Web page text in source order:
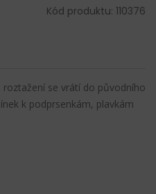
Kód produktu: 110376
se vrátí do původního
k podprsenkám, plavkám